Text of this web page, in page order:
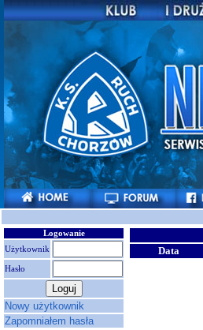
Logowanie
Użytkownik
Hasło
Nowy użytkownik
Zapomniałem hasła
Data